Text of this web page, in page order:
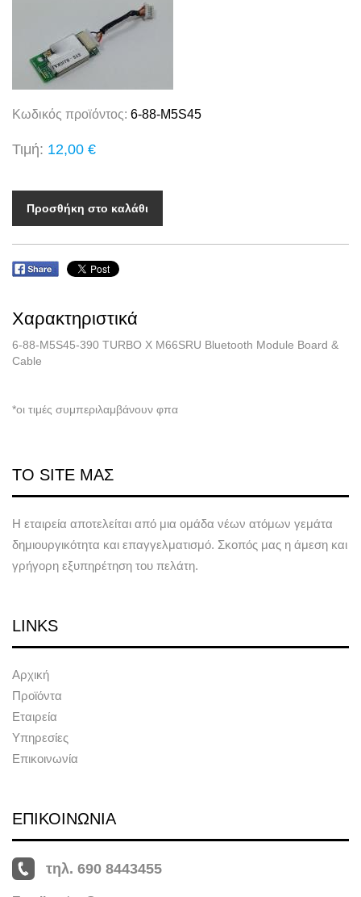
Κωδικός προϊόντος: 6-88-M5S45
Τιμή: 12,00 €
Προσθήκη στο καλάθι
Χαρακτηριστικά
6-88-M5S45-390 TURBO X M66SRU Bluetooth Module Board &
Cable
*οι τιμές συμπεριλαμβάνουν φπα
ΤΟ SITE ΜΑΣ
Η εταιρεία αποτελείται από μια ομάδα νέων ατόμων γεμάτα
δημιουργικότητα και επαγγελματισμό. Σκοπός μας η άμεση και
γρήγορη εξυπηρέτηση του πελάτη.
LINKS
Αρχική
Προϊόντα
Εταιρεία
Υπηρεσίες
Επικοινωνία
ΕΠΙΚΟΙΝΩΝΙΑ
τηλ. 690 8443455